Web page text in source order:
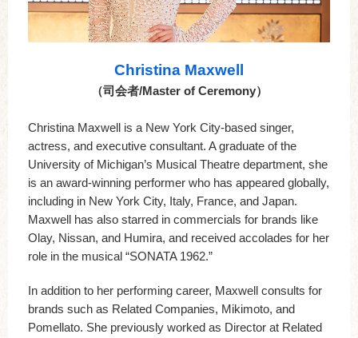
Christina Maxwell
（司会者/Master of Ceremony）
Christina Maxwell is a New York City-based singer,
actress, and executive consultant. A graduate of the
University of Michigan’s Musical Theatre department, she
is an award-winning performer who has appeared globally,
including in New York City, Italy, France, and Japan.
Maxwell has also starred in commercials for brands like
Olay, Nissan, and Humira, and received accolades for her
role in the musical “SONATA 1962.”
In addition to her performing career, Maxwell consults for
brands such as Related Companies, Mikimoto, and
Pomellato. She previously worked as Director at Related